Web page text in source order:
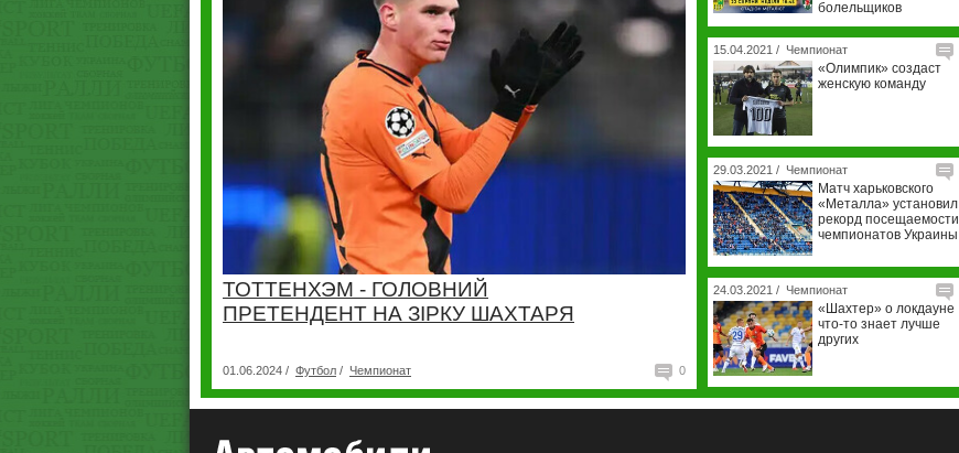
ТОТТЕНХЭМ - ГОЛОВНИЙ
ПРЕТЕНДЕНТ НА ЗІРКУ ШАХТАРЯ
01.06.2024 / Футбол / Чемпионат 0
болельщиков
15.04.2021 / Чемпионат
«Олимпик» создаст
женскую команду
29.03.2021 / Чемпионат
Матч харьковского
«Металла» установил
рекорд посещаемости
чемпионатов Украины
24.03.2021 / Чемпионат
«Шахтер» о локдауне
что-то знает лучше
других